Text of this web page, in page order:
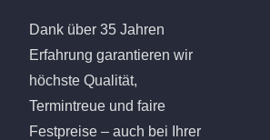
Dank über 35 Jahren
Erfahrung garantieren wir
höchste Qualität,
Termintreue und faire
Festpreise – auch bei Ihrer